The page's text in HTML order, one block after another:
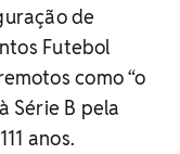
de
Futebol
como “o
Série B pela
anos.